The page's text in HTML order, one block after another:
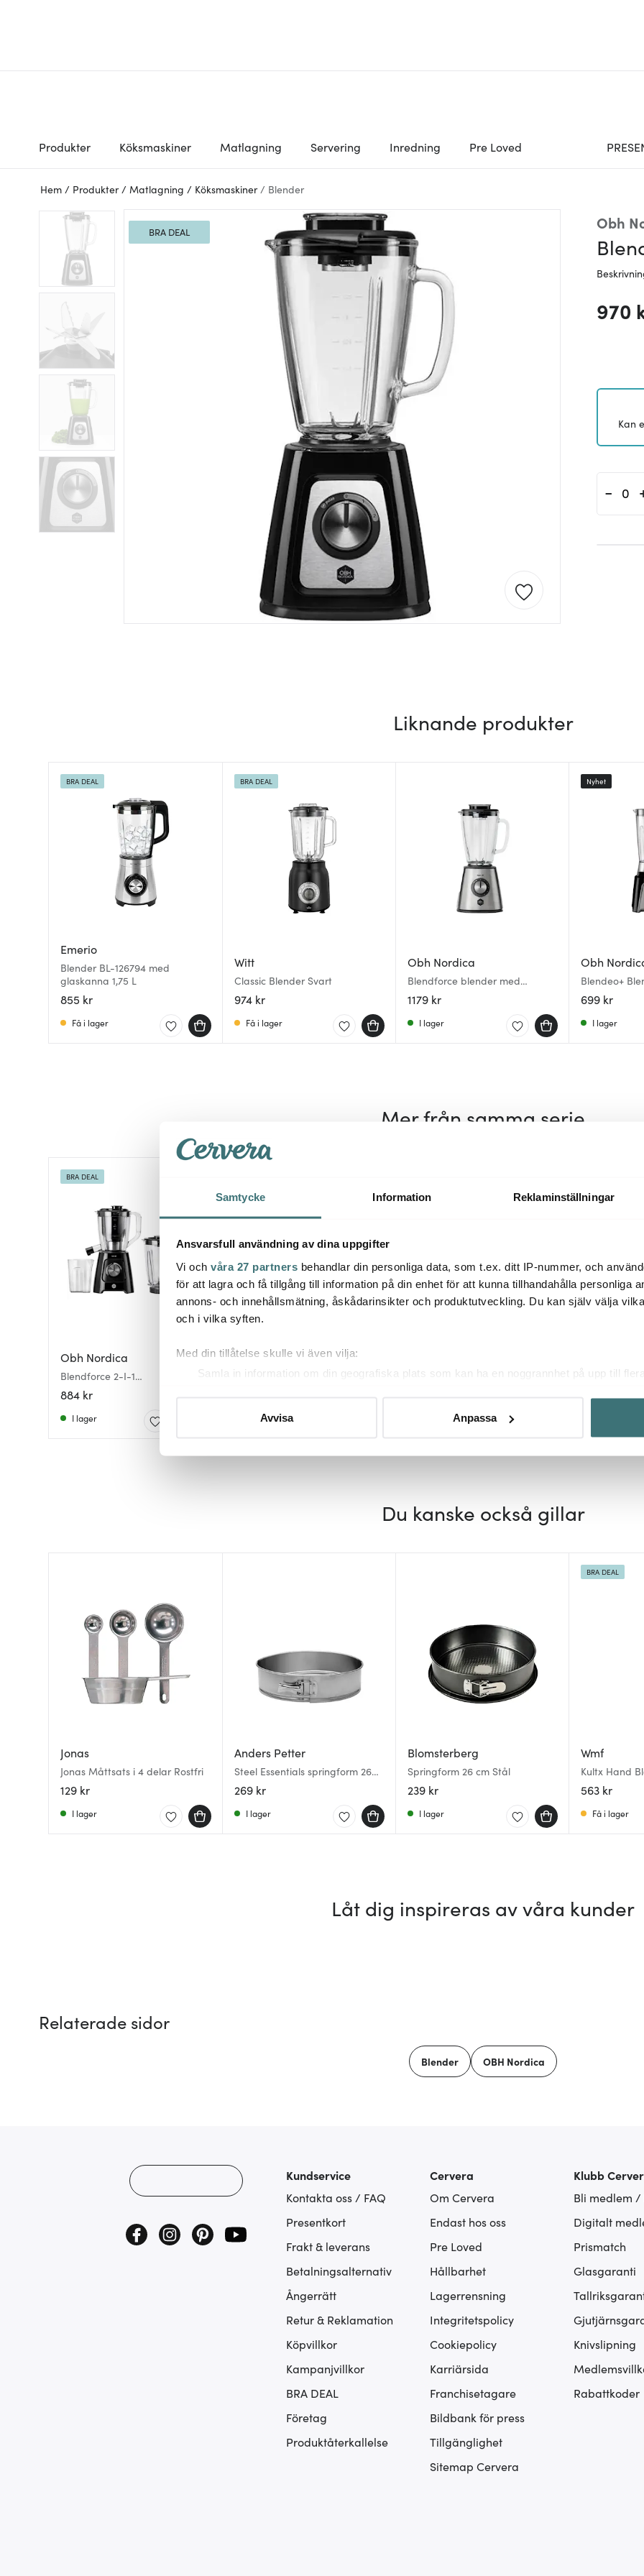
Samtycke Information Reklaminställningar
Ansvarsfull användning av dina uppgifter
Vi och våra 27 partners behandlar din personliga data, som t.ex. ditt IP-nummer, och
för att lagra och få tillgång till information på din enhet för att kunna tillhandahålla personliga
annons- och innehållsmätning, åskådarinsikter och produktutveckling. Du kan själv välja
och i vilka syften.
Med din tillåtelse skulle vi även vilja:
Samla in information om din geografiska plats som kan ha en noggrannhet på upp till
eller dra tillbaka ditt samtycke när som helst från cookie-förklaringen.
Avvisa Anpassa
Produkter Köksmaskiner Matlagning Servering Inredning Pre Loved
Hem / Produkter / Matlagning / Köksmaskiner / Blender
Obh
BRA DEAL
970
Kan
-
Liknande produkter
Emerio
Blender BL-126794 med
glaskanna 1,75 L
855 kr
BRA DEAL
Få i lager
Witt
Classic Blender Svart
974 kr
BRA DEAL
Få i lager
Obh Nordica
Blendforce blender med
glaskanna 1,25 L rostfritt stål
1179 kr
I lager
Obh
Blendeo+
svart
699 kr
Nyhet
I lager
Mer från samma serie
Obh Nordica
Blendforce 2-I-1
Juicer/Blender 1,25L
884 kr
BRA DEAL
I lager
Du kanske också gillar
Jonas
Jonas Måttsats i 4 delar Rostfri
129 kr
I lager
Anders Petter
Steel Essentials springform 26
cm rostfritt stål
269 kr
I lager
Blomsterberg
Springform 26 cm Stål
239 kr
I lager
Wmf
Kultx Hand
563 kr
BRA DEAL
Få i lager
Låt dig inspireras av våra kunder
Relaterade sidor
Blender OBH Nordica
Kundservice
Kontakta oss / FAQ
Presentkort
Frakt & leverans
Betalningsalternativ
Ångerrätt
Retur & Reklamation
Köpvillkor
Kampanjvillkor
BRA DEAL
Företag
Produktåterkallelse
Cervera
Om Cervera
Endast hos oss
Pre Loved
Hållbarhet
Lagerrensning
Integritetspolicy
Cookiepolicy
Karriärsida
Franchisetagare
Bildbank för press
Tillgänglighet
Sitemap Cervera
Klubb
Bli medlem /
Digitalt
Prismatch
Glasgaranti
Knivslipning
Rabattkoder